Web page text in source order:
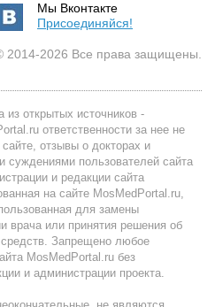
Мы Вконтакте
Присоединяйся!
2014-2026 Все права защищены.
открытых источников -
ответственности за нее не
отзывы о докторах и
суждениями пользователей сайта
и редакции сайта
на сайте MosMedPortal.ru,
для замены
врача или принятия решения об
средств. Запрещено любое
MosMedPortal.ru без
и администрации проекта.